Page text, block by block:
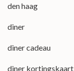
den haag
diner
diner cadeau
diner kortingskaart